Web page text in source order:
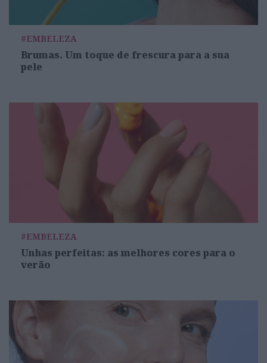
#EMBELEZA
Brumas. Um toque de frescura para a sua
pele
#EMBELEZA
Unhas perfeitas: as melhores cores para o
verão